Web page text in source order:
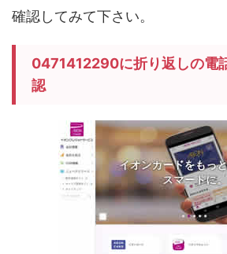
確認してみて下さい。
0471412290に折り返しの電
認